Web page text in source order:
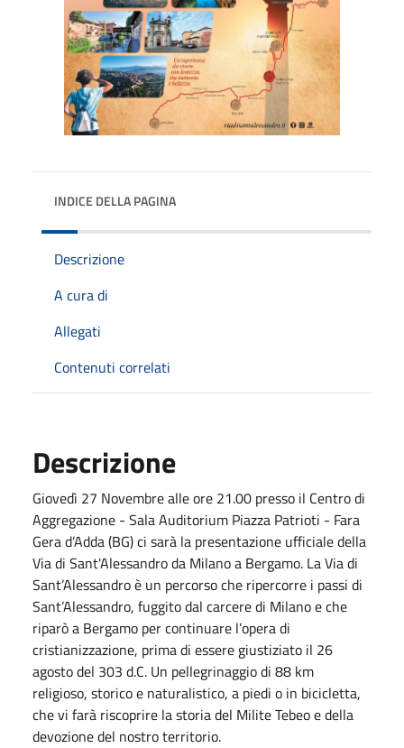
INDICE DELLA PAGINA
Descrizione
A cura di
Allegati
Contenuti correlati
Descrizione
Giovedì 27 Novembre alle ore 21.00 presso il Centro di
Aggregazione - Sala Auditorium Piazza Patrioti - Fara
Gera d’Adda (BG) ci sarà la presentazione ufficiale della
Via di Sant'Alessandro da Milano a Bergamo. La Via di
Sant’Alessandro è un percorso che ripercorre i passi di
Sant’Alessandro, fuggito dal carcere di Milano e che
riparò a Bergamo per continuare l’opera di
cristianizzazione, prima di essere giustiziato il 26
agosto del 303 d.C. Un pellegrinaggio di 88 km
religioso, storico e naturalistico, a piedi o in bicicletta,
che vi farà riscoprire la storia del Milite Tebeo e della
devozione del nostro territorio.